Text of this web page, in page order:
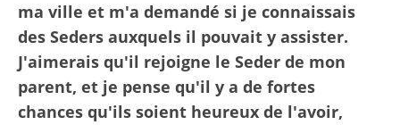
ma ville et m'a demandé si je connaissais
des Seders auxquels il pouvait y assister.
J'aimerais qu'il rejoigne le Seder de mon
parent, et je pense qu'il y a de fortes
chances qu'ils soient heureux de l'avoir,